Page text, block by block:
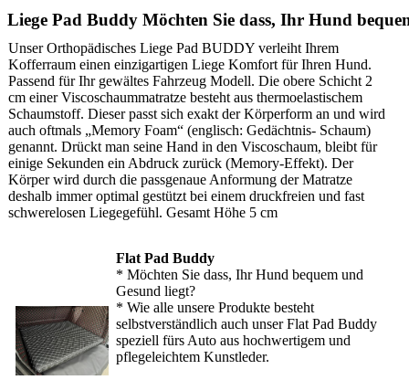
Liege Pad Buddy Möchten Sie dass, Ihr Hund
Unser Orthopädisches Liege Pad BUDDY verleiht Ihrem
Kofferraum einen einzigartigen Liege Komfort für Ihren Hund.
Passend für Ihr gewältes Fahrzeug Modell. Die obere Schicht 2
cm einer Viscoschaummatratze besteht aus thermoelastischem
Schaumstoff. Dieser passt sich exakt der Körperform an und wird
auch oftmals „Memory Foam“ (englisch: Gedächtnis- Schaum)
genannt. Drückt man seine Hand in den Viscoschaum, bleibt für
einige Sekunden ein Abdruck zurück (Memory-Effekt). Der
Körper wird durch die passgenaue Anformung der Matratze
deshalb immer optimal gestützt bei einem druckfreien und fast
schwerelosen Liegegefühl. Gesamt Höhe 5 cm
Flat Pad Buddy
* Möchten Sie dass, Ihr Hund bequem und
Gesund liegt?
* Wie alle unsere Produkte besteht
selbstverständlich auch unser Flat Pad Buddy
speziell fürs Auto aus hochwertigem und
pflegeleichtem Kunstleder.